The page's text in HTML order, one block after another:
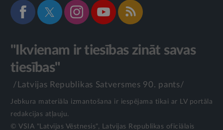
"Ikvienam ir tiesības zināt savas
tiesības"
/Latvijas Republikas Satversmes 90. pants/
Jebkura materiāla izmantošana ir iespējama tikai ar LV portāla
redakcijas atļauju.
© VSIA "Latvijas Vēstnesis", Latvijas Republikas oficiālais